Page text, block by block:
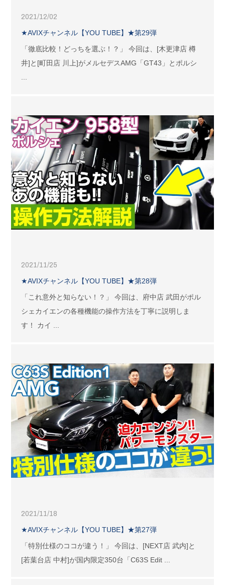
2021/12/02
★AVIXチャンネル【YOU TUBE】★第29弾
「徹底比較！どっちを選ぶ！？」 今回は、[木更津店 樽
井]と[町田店 川上]がメルセデスAMG「GT43」とポルシ
2021/11/25
★AVIXチャンネル【YOU TUBE】★第28弾
「これ意外と知らない！？」 今回は、府中店 武田がポル
シェカイエンの各種機能の操作方法を丁寧に説明しま
す！ カイ ...
2021/11/18
★AVIXチャンネル【YOU TUBE】★第27弾
「特別仕様のココが違う！」 今回は、[NEXT店 武内]と
[若葉台店 中村]が国内限定350台「C63S Edit ...